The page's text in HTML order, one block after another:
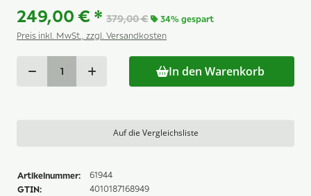
249,00 € * 379,00 € 34% gespart
Preis inkl. MwSt., zzgl. Versandkosten
In den Warenkorb
Auf die Vergleichsliste
Artikelnummer: 61944
GTIN: 4010187168949